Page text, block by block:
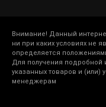
Внимание! Данный
ни при каких условиях не
определяется
Для получения подробной
указанных товаров и (или)
менеджерам